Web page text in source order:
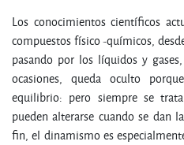
Los conocimientos científicos
compuestos físico -químicos,
pasando por los líquidos y
ocasiones, queda oculto
equilibrio: pero siempre se
pueden alterarse cuando se dan
fin, el dinamismo es